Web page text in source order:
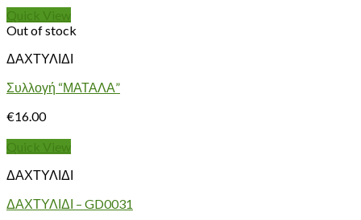
Quick View
Out of stock
ΔΑΧΤΥΛΙΔΙ
Συλλογή “ΜΑΤΑΛΑ”
€16.00
Quick View
ΔΑΧΤΥΛΙΔΙ
ΔΑΧΤΥΛΙΔΙ – GD0031